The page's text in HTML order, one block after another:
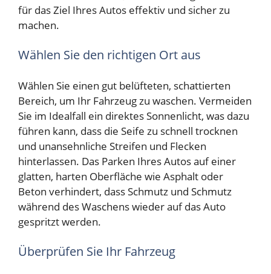
für das Ziel Ihres Autos effektiv und sicher zu
machen.
Wählen Sie den richtigen Ort aus
Wählen Sie einen gut belüfteten, schattierten
Bereich, um Ihr Fahrzeug zu waschen. Vermeiden
Sie im Idealfall ein direktes Sonnenlicht, was dazu
führen kann, dass die Seife zu schnell trocknen
und unansehnliche Streifen und Flecken
hinterlassen. Das Parken Ihres Autos auf einer
glatten, harten Oberfläche wie Asphalt oder
Beton verhindert, dass Schmutz und Schmutz
während des Waschens wieder auf das Auto
gespritzt werden.
Überprüfen Sie Ihr Fahrzeug